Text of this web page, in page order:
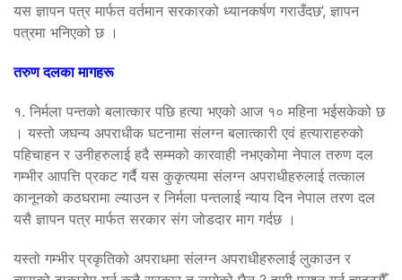
यस ज्ञापन पत्र मार्फत वर्तमान सरकारको ध्यानकर्षण गराउँदछ’, ज्ञापन
पत्रमा भनिएको छ ।
तरुण दलका मागहरू
१. निर्मला पन्तको बलात्कार पछि हत्या भएको आज १० महिना भईसकेको छ
। यस्तो जघन्य अपराधीक घटनामा संलग्न बलात्कारी एवं हत्याराहरुको
पहिचाहन र उनीहरुलाई हदै सम्मको कारवाही नभएकोमा नेपाल तरुण दल
गम्भीर आपत्ति प्रकट गर्दै यस कुकृत्यमा संलग्न अपराधीहरुलाई तत्काल
कानूनको कठघरामा ल्याउन र निर्मला पन्तलाई न्याय दिन नेपाल तरण दल
यसै ज्ञापन पत्र मार्फत सरकार संग जोडदार माग गर्दछ ।
यस्तो गम्भीर प्रकृतिको अपराधमा संलग्न अपराधीहरुलाई लुकाउन र